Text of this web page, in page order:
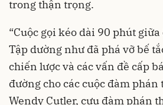
trong thận trọng.
“Cuộc gọi kéo dài 90 phút
Tập dường như đã phá vỡ bế
chiến lược và các vấn đề cấp
đường cho các cuộc đàm phán
Wendy Cutler, cựu đàm phán